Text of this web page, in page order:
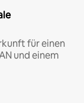
für einen
und einem